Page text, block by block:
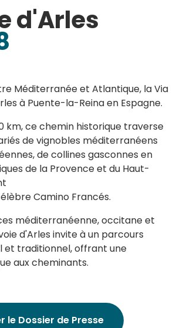
d'Arles
Méditerranée et Atlantique, la Via
à Puente-la-Reina en Espagne.
km, ce chemin historique traverse
de vignobles méditerranéens
de collines gasconnes en
de la Provence et du Haut-
Camino Francés.
méditerranéenne, occitane et
d'Arles invite à un parcours
et traditionnel, offrant une
aux cheminants.
le Dossier de Presse